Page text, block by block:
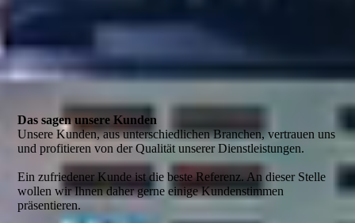
Das sagen unsere Kunden
Unsere Kunden, aus unterschiedlichen Branchen, vertrauen uns
und profitieren von der Qualität unserer Dienstleistungen.
Ein zufriedener Kunde ist die beste Referenz. An dieser Stelle
wollen wir Ihnen daher gerne einige Kundenstimmen
präsentieren.